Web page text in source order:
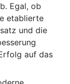
Egal, ob
etablierte
und die
auf das